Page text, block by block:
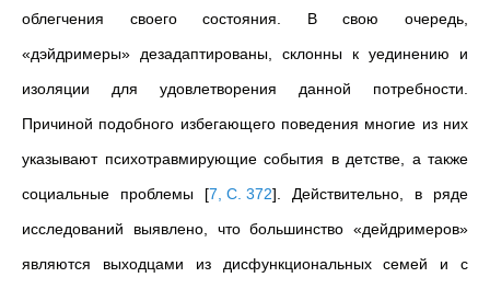
облегчения своего состояния. В свою очередь,
«дэйдримеры» дезадаптированы,
склонны к уединению и
изоляции для удовлетворения данной потребности.
Причиной подобного избегающего поведения многие из них
указывают психотравмирующие события в детстве, а также
социальные проблемы [7, С. 372] . Действительно, в ряде
исследований выявлено, что большинство «дейдримеров»
являются выходцами из дисфункциональных семей и с